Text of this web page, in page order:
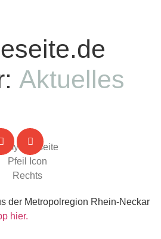
Aktuelles
der Metropolregion Rhein-Neckar
hier.